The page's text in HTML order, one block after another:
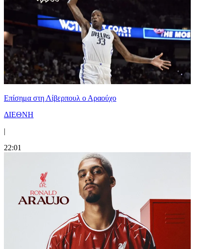
Επίσημα στη Λίβερπουλ ο Αραούχο
ΔΙΕΘΝΗ
|
22:01